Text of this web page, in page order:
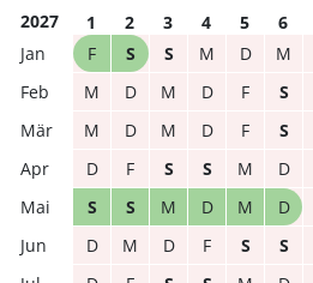
2027 1 2 3 4 5 6
F
S S M D M
M
D M D F S
M
D M D F S
D
F S S M D
S
S M D M D
D
M D F S S